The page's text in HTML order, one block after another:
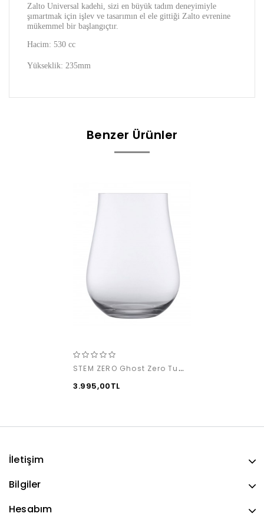
Zalto Universal kadehi, sizi en büyük tadım deneyimiyle
şımartmak için işlev ve tasarımın el ele gittiği Zalto evrenine
mükemmel bir başlangıçtır.
Hacim: 530 cc
Yükseklik: 235mm
Benzer Ürünler
STEM ZERO Ghost Zero Tumbler (2'li)
3.995,00TL
İletişim
Bilgiler
Hesabım